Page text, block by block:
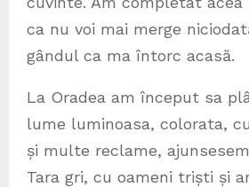
ca nu voi mai merge
gândul ca ma întorc acasă.
La Oradea am început sa
lume luminoasa, colorata,
și multe reclame,
Tara gri, cu oameni triști și